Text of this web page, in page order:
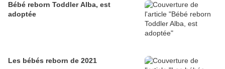
Bébé reborn Toddler Alba, est
adoptée
Les bébés reborn de 2021